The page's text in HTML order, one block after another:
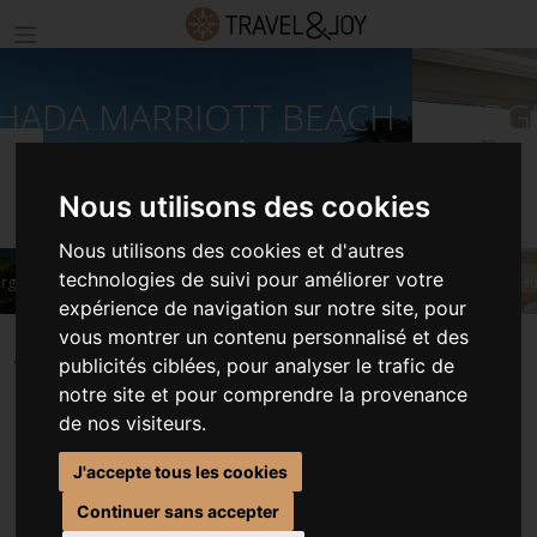
Nous utilisons des cookies
Nous utilisons des cookies et d'autres
technologies de suivi pour améliorer votre
expérience de navigation sur notre site, pour
vous montrer un contenu personnalisé et des
publicités ciblées, pour analyser le trafic de
notre site et pour comprendre la provenance
de nos visiteurs.
J'accepte tous les cookies
Continuer sans accepter
HURGHADA MARRIOTT BEACH
©Hotel Hurghada Marriott Beach Resort
Précédent
ACCUEIL
SÉJOURS ÉGYPTE
HURGHADA MARRIOTT BEACH RESORT 5* - VOL RÉGULIER
HURGHADA MARRIOTT